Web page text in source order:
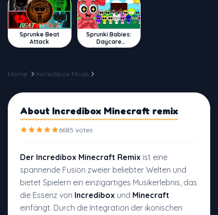
Sprunke Beat
Attack
Sprunki Babies:
Daycare
Interactive
Home Incredibox Mods
About Incredibox Minecraft remix
6685 votes
Der Incredibox Minecraft Remix ist eine
spannende Fusion zweier beliebter Welten und
bietet Spielern ein einzigartiges Musikerlebnis, das
die Essenz von Incredibox und Minecraft
einfängt. Durch die Integration der ikonischen